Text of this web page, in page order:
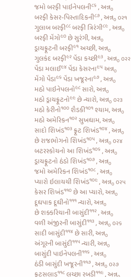
જમો બરફી પાઇનેપલની૮૬ , અન્ન૦
બરફી કેસર-પિસ્તાદિકની૮૭ , અન્ન૦ ૦૨૧
ગુલાબ બરફી૮૮ બરફી ત્રિરંગી૮૯ , અન્ન૦
બરફી મેંગો૯૦ છે સુરંગી, અન્ન૦
ડ્રાયફ્રૂટની બરફી૯૧ અચ્છી, અન્ન૦
ગુલકંદ બરફી૯૨ પેંડા કચ્છી૯૩ , અન્ન૦ ૦૨૨
પેંડા મલાઈ૯૪ પેંડા કેસરના૯૫ અન્ન૦
મેંગો પેંડા૯૬ પેંડા ખજૂરના૯૭ , અન્ન૦
મઠો પાઇનેપલનો૯૮ સારો, અન્ન૦
મઠો ડ્રાયફ્રૂટનો૯૯ છે ન્યારો, અન્ન૦ ૦૨૩
મઠો કેરીનો૧૦૦ શૈડકી૧૦૧ શ્યામ, અન્ન૦
મઠો અમેરિકન૧૦૨ સુખધામ, અન્ન૦
સાદો શિખંડ૧૦૩ ફ્રૂટ શિખંડ૧૦૪ , અન્ન૦
છેરાજભોગનો શિખંડ૧૦૫ , અન્ન૦ ૦૨૪
બટરસ્કોચનો આ શિખંડ૧૦૬ , અન્ન૦
ડ્રાયફ્રૂટનો ઠંડો શિખંડ૧૦૭ , અન્ન૦
જમોઅમેરિકન શિખંડ૧૦૮ , અન્ન૦
પ્યારો ઇલાયચી શિખંડ૧૦૯ , અન્ન૦ ૦૨૫
કેસર શિખંડ૧૧૦ છે આ પ્યારો, અન્ન૦
દૂધપાક દૂધીનો૧૧૧ ન્યારો, અન્ન૦
છેશક્કરિયાની બાસુંદી૧૧૨ , અન્ન૦
વળીઅંજીરની બાસુંદી૧૧૩ , અન્ન૦ ૦૨૬
સાદી બાસુંદી૧૧૪ છે સારી, અન્ન૦
અંગૂરની બાસુંદી૧૧૫ ન્યારી, અન્ન૦
બાસુંદી પાઇનેપલની૧૧૬ , અન્ન૦
ઠંડી બાસુંદી ખજૂરની૧૧૭ , અન્ન૦ ૦૨૭
૧૧૮ ૧૧૯